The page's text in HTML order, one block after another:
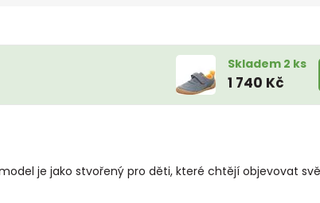
Skladem 2 ks
1 740 Kč
je jako stvořený pro děti, které chtějí objevovat